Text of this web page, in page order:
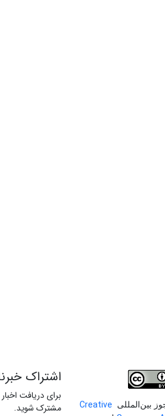
بین‌المللی
Creative
اشتراک
برای دریافت
مشترک شوید.